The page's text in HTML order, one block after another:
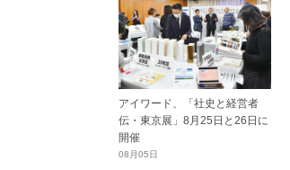
アイワード、「社史と経営者
伝・東京展」8月25日と26日に
開催
08月05日